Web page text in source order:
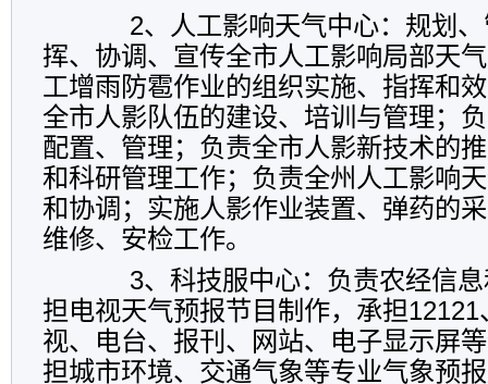
2、人工影响天气中心：规划、
挥、协调、宣传全市人工影响局部天
工增雨防雹作业的组织实施、指挥和
全市人影队伍的建设、培训与管理；
配置、管理；负责全市人影新技术的
和科研管理工作；负责全州人工影响
和协调；实施人影作业装置、弹药的
维修、安检工作。
3、科技服中心：负责农经信息
担电视天气预报节目制作，承担
视、电台、报刊、网站、电子显示屏
担城市环境、交通气象等专业气象预